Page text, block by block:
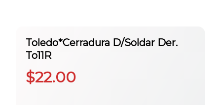
Toledo*Cerradura D/Soldar Der.
To11R
$22.00